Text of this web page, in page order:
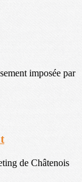
imposée par
de Châtenois